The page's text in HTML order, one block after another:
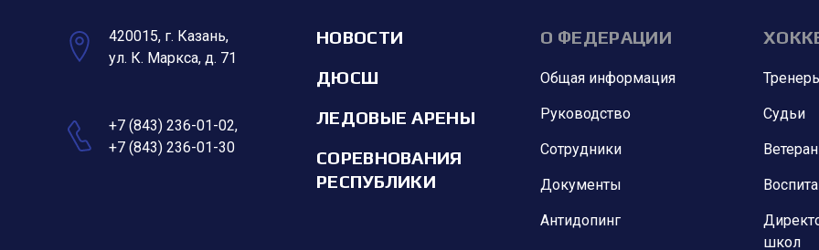
420015, г. Казань,
ул. К. Маркса, д. 71
+7 (843) 236-01-02,
+7 (843) 236-01-30
НОВОСТИ
ДЮСШ
ЛЕДОВЫЕ АРЕНЫ
СОРЕВНОВАНИЯ
РЕСПУБЛИКИ
О ФЕДЕРАЦИИ
Общая информация
Руководство
Сотрудники
Документы
Антидопинг
Судьи
школ